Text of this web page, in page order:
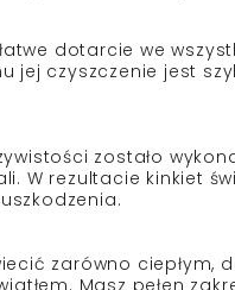
dotarcie we
jej czyszczenie jest
zostało
W rezultacie kinkiet
zarówno ciepłym,